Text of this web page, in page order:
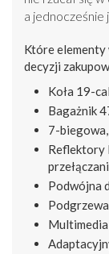
a jednocześnie
Które elementy
decyzji
Koła 19-
Bagażnik
7-
Reflektory
Podwójna
Multimedia